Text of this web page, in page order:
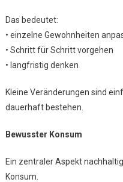
Das bedeutet:
• einzelne Gewohnheiten
• Schritt für Schritt vorgehen
• langfristig denken
Kleine Veränderungen sind
dauerhaft bestehen.
Bewusster Konsum
Ein zentraler Aspekt
Konsum.